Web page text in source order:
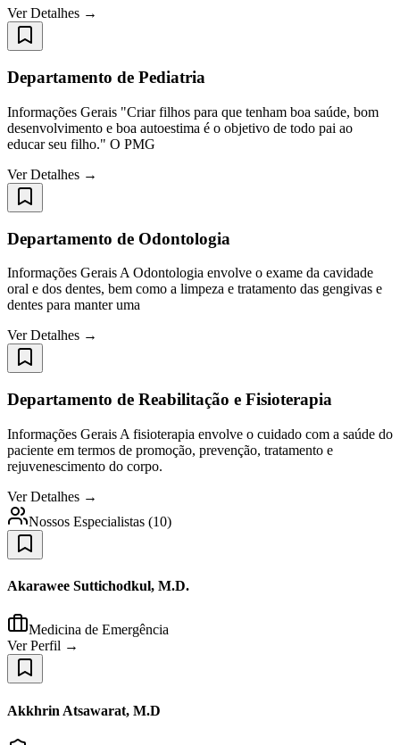
Ver Detalhes →
Departamento de Pediatria
Informações Gerais "Criar filhos para que tenham boa saúde, bom
desenvolvimento e boa autoestima é o objetivo de todo pai ao
educar seu filho." O PMG
Ver Detalhes →
Departamento de Odontologia
Informações Gerais A Odontologia envolve o exame da cavidade
oral e dos dentes, bem como a limpeza e tratamento das gengivas e
dentes para manter uma
Ver Detalhes →
Departamento de Reabilitação e Fisioterapia
Informações Gerais A fisioterapia envolve o cuidado com a saúde do
paciente em termos de promoção, prevenção, tratamento e
rejuvenescimento do corpo.
Ver Detalhes →
Nossos Especialistas (10)
Akarawee Suttichodkul, M.D.
Medicina de Emergência
Ver Perfil →
Akkhrin Atsawarat, M.D